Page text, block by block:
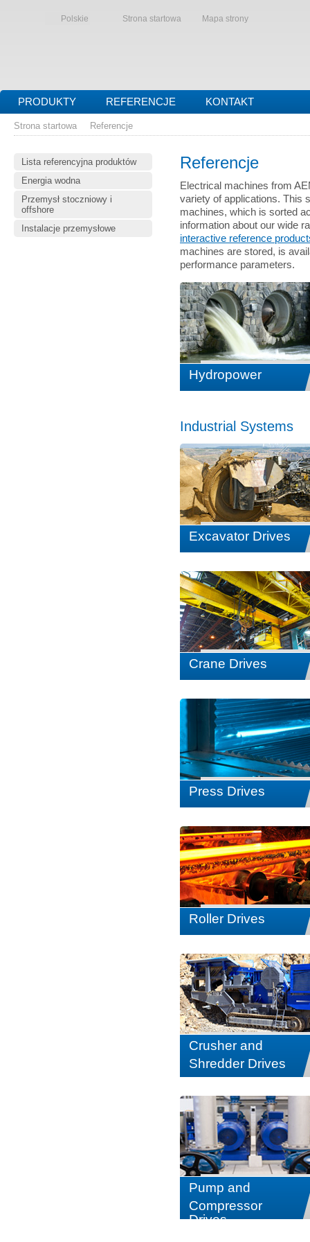
Polskie Strona startowa Mapa strony
PRODUKTY REFERENCJE KONTAKT
Strona startowa Referencje
Lista referencyjna produktów
Energia wodna
Przemysł stoczniowy i
offshore
Instalacje przemysłowe
Referencje
Electrical machines from
variety of applications. This
machines, which is sorted
information about our wide
interactive reference
machines are stored, is
performance parameters.
Hydropower
Industrial Systems
Excavator Drives
Crane Drives
Press Drives
Roller Drives
Crusher and
Shredder Drives
Pump and
Compressor
Drives